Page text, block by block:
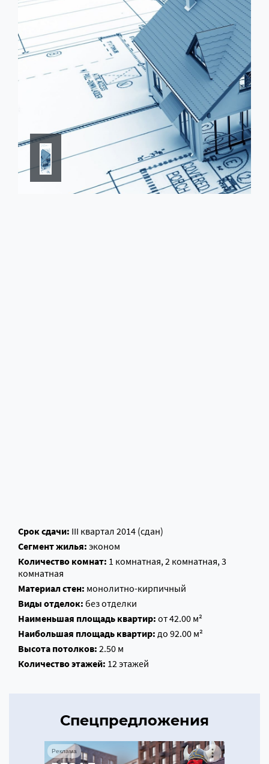
Срок сдачи: III квартал 2014 (сдан)
Сегмент жилья: эконом
Количество комнат: 1 комнатная, 2 комнатная, 3
комнатная
Материал стен: монолитно-кирпичный
Виды отделок: без отделки
Наименьшая площадь квартир: от 42.00 м²
Наибольшая площадь квартир: до 92.00 м²
Высота потолков: 2.50 м
Количество этажей: 12 этажей
Спецпредложения
Реклама